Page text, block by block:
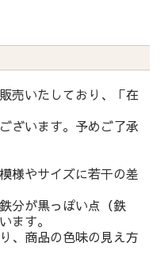
売いたしており、「在
ざいます。予めご了承
様やサイズに若干の差
分が黒っぽい点（鉄
ます。
、商品の色味の見え方